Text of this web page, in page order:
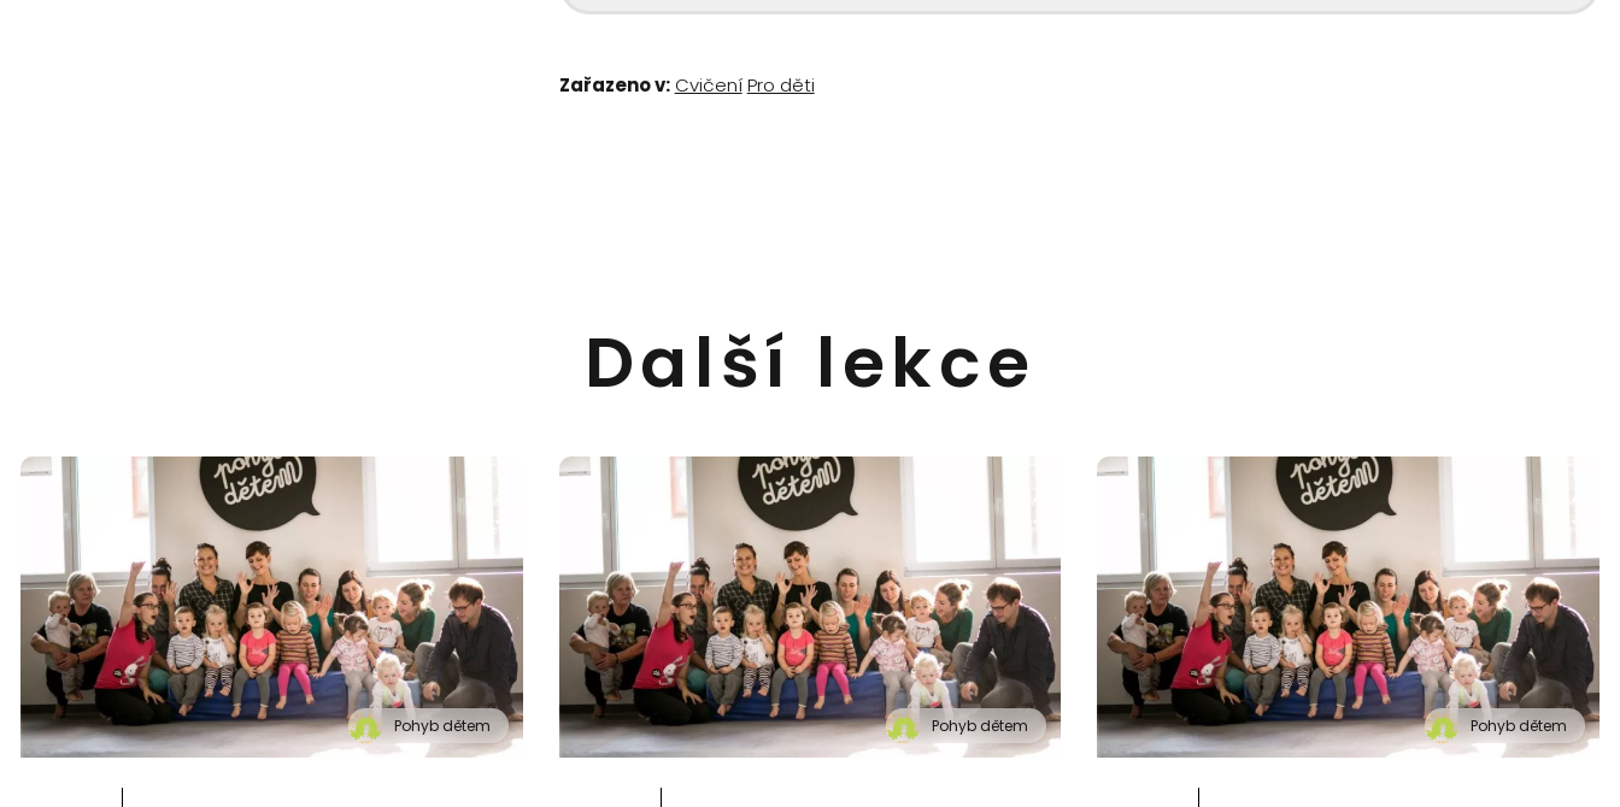
Zařazeno v: Cvičení Pro děti
Další lekce
Pohyb dětem Pohyb dětem Pohyb dětem